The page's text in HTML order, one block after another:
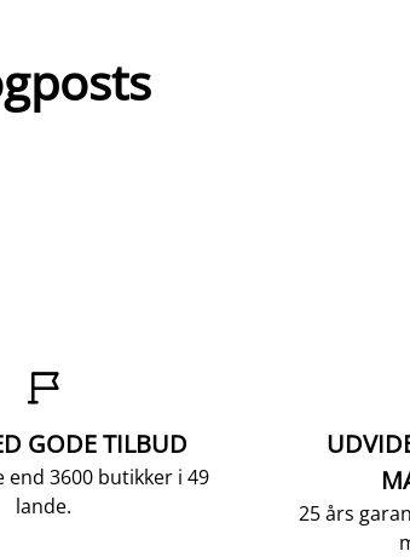

GODE TILBUD
end 3600 butikker i 49
lande.
25 års